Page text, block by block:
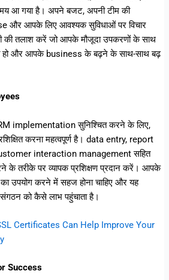
आ गया है। अपने बजट, अपनी टीम की
और आपके लिए आवश्यक सुविधाओं पर विचार
की तलाश करें जो आपके मौजूदा उपकरणों के साथ
हो और आपके business के बढ़ने के साथ-साथ बढ़
implementation सुनिश्चित करने के लिए,
करना महत्वपूर्ण है। data entry, report
interaction management सहित
के तरीके पर व्यापक प्रशिक्षण प्रदान करें। आपके
का उपयोग करने में सहज होना चाहिए और यह
को कैसे लाभ पहुंचाता है।
Certificates Can Help Improve Your
Success